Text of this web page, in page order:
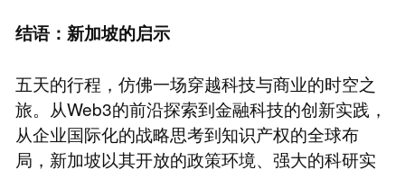
结语：新加坡的启示
五天的行程，仿佛一场穿越科技与商业的时空之
旅。从Web3的前沿探索到金融科技的创新实践，
从企业国际化的战略思考到知识产权的全球布
局，新加坡以其开放的政策环境、强大的科研实